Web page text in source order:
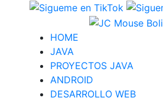
HOME
JAVA
PROYECTOS JAVA
ANDROID
DESARROLLO WEB